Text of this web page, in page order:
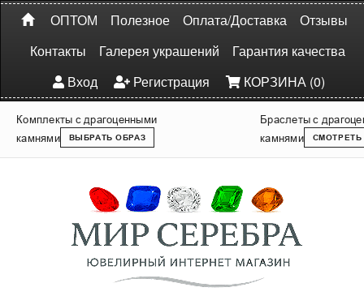
ОПТОМ Полезное Оплата/Доставка
Отзывы
Контакты
Галерея украшений
Гарантия качества
Вход
Регистрация КОРЗИНА (0)
Комплекты с драгоценными
камнями
ВЫБРАТЬ ОБРАЗ
Браслеты с
камнями
СМОТРЕТЬ